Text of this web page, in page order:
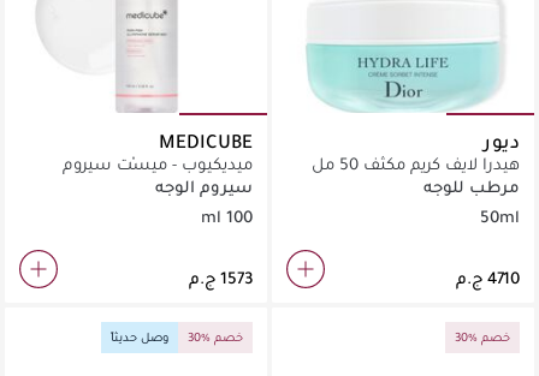
ديور
هيدرا لايف كريم مكثف 50 مل
مرطب للوجه
50ml
MEDICUBE
ميديكيوب - ميسْت سيروم
مل)
سيروم الوجه
100 ml
30% خصم 30% خصم وصل حديثاً